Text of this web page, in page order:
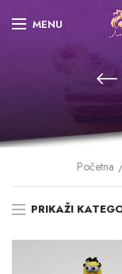
MENU
Početna
PRIKAŽI